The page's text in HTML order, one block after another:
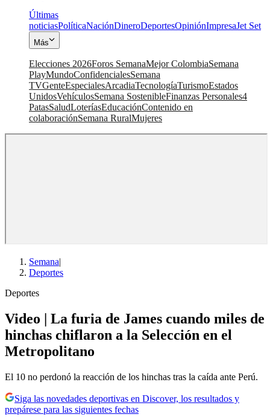
Últimas
noticiasPolíticaNaciónDineroDeportesOpiniónImpresaJet Set
Más
Elecciones 2026Foros SemanaMejor ColombiaSemana
PlayMundoConfidencialesSemana
TVGenteEspecialesArcadiaTecnologíaTurismoEstados
UnidosVehículosSemana SostenibleFinanzas Personales4
PatasSaludLoteríasEducaciónContenido en
colaboraciónSemana RuralMujeres
Semana|
Deportes
Deportes
Video | La furia de James cuando miles de
hinchas chiflaron a la Selección en el
Metropolitano
El 10 no perdonó la reacción de los hinchas tras la caída ante Perú.
Siga las novedades deportivas en Discover, los resultados y
prepárese para las siguientes fechas